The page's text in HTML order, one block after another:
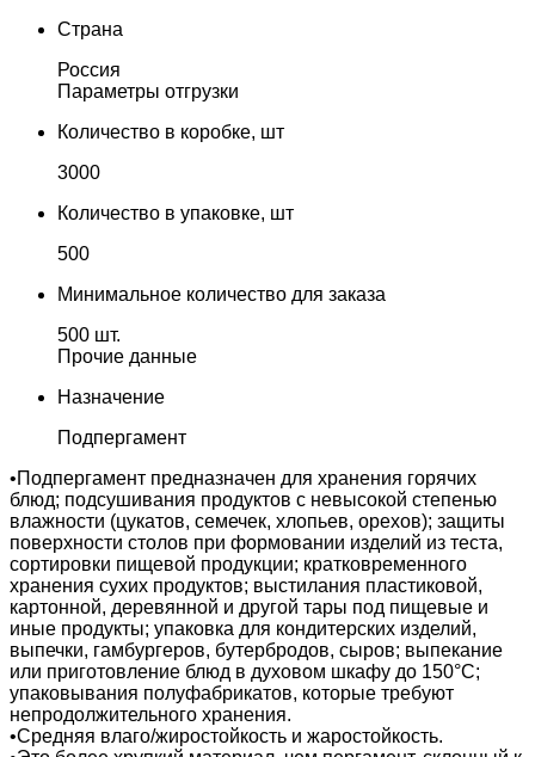
Страна
Россия
Параметры отгрузки
Количество в коробке, шт
3000
Количество в упаковке, шт
500
Минимальное количество для заказа
500 шт.
Прочие данные
Назначение
Подпергамент
•Подпергамент предназначен для хранения горячих
блюд; подсушивания продуктов с невысокой степенью
влажности (цукатов, семечек, хлопьев, орехов); защиты
поверхности столов при формовании изделий из теста,
сортировки пищевой продукции; кратковременного
хранения сухих продуктов; выстилания пластиковой,
картонной, деревянной и другой тары под пищевые и
иные продукты; упаковка для кондитерских изделий,
выпечки, гамбургеров, бутербродов, сыров; выпекание
или приготовление блюд в духовом шкафу до 150°С;
упаковывания полуфабрикатов, которые требуют
непродолжительного хранения.
•Средняя влаго/жиростойкость и жаростойкость.